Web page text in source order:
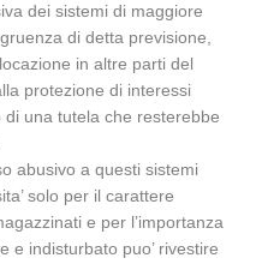
dei sistemi di maggiore
di detta previsione,
in altre parti del
protezione di interessi
di una tutela che resterebbe
abusivo a questi sistemi
solo per il carattere
e per l’importanza
e indisturbato puo’ rivestire